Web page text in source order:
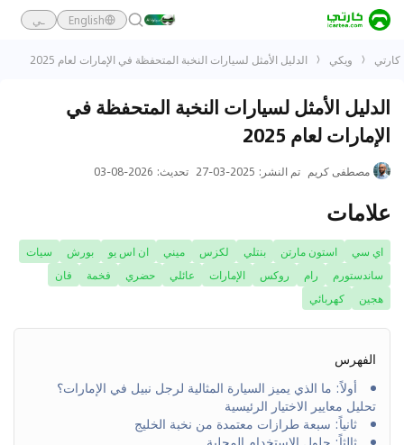
English ـي
كارتي ويكي الدليل الأمثل لسيارات النخبة المتحفظة في الإمارات لعام 2025
الدليل الأمثل لسيارات النخبة المتحفظة في
الإمارات لعام 2025
مصطفى كريم تم النشر :
2025-03-27 تحديث:
2026-08-03
علامات
اي سي استون مارتن بنتلي لكزس ميني ان اس يو بورش
سيات
ساندستورم
رام روكس الإمارات عائلي حضري فخمة
فان
هجين
كهربائي
الفهرس
أولاً: ما الذي يميز السيارة المثالية لرجل نبيل في الإمارات؟
تحليل معايير الاختيار الرئيسية
ثانياً: سبعة طرازات معتمدة من نخبة الخليج